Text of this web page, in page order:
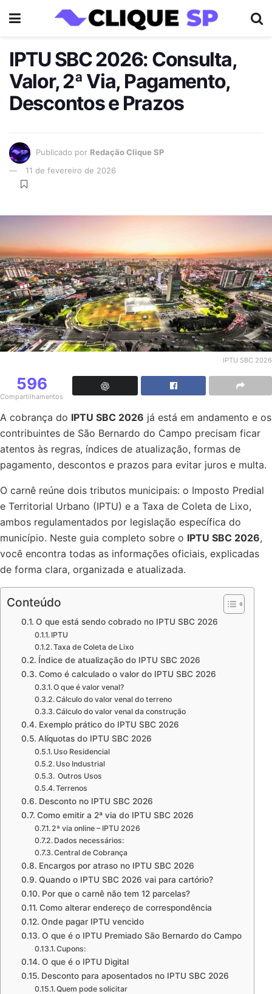
IPTU SBC 2026: Consulta,
Valor, 2ª Via, Pagamento,
Descontos e Prazos
Publicado por Redação Clique SP
11 de fevereiro de 2026
IPTU SBC 2026
596
Compartilhamentos
A cobrança do IPTU SBC 2026 já está em andamento e os
contribuintes de São Bernardo do Campo precisam ficar
atentos às regras, índices de atualização, formas de
pagamento, descontos e prazos para evitar juros e multa.
O carnê reúne dois tributos municipais: o Imposto Predial
e Territorial Urbano (IPTU) e a Taxa de Coleta de Lixo,
ambos regulamentados por legislação específica do
município. Neste guia completo sobre o IPTU SBC 2026,
você encontra todas as informações oficiais, explicadas
de forma clara, organizada e atualizada.
Conteúdo
O que está sendo cobrado no IPTU SBC 2026
IPTU
Taxa de Coleta de Lixo
Índice de atualização do IPTU SBC 2026
Como é calculado o valor do IPTU SBC 2026
O que é valor venal?
Cálculo do valor venal do terreno
Cálculo do valor venal da construção
Exemplo prático do IPTU SBC 2026
Alíquotas do IPTU SBC 2026
Uso Residencial
Uso Industrial
Outros Usos
Terrenos
Desconto no IPTU SBC 2026
Como emitir a 2ª via do IPTU SBC 2026
2ª via online – IPTU 2026
Dados necessários:
Central de Cobrança
Encargos por atraso no IPTU SBC 2026
Quando o IPTU SBC 2026 vai para cartório?
Por que o carnê não tem 12 parcelas?
Como alterar endereço de correspondência
Onde pagar IPTU vencido
O que é o IPTU Premiado São Bernardo do Campo
Cupons:
O que é o IPTU Digital
Desconto para aposentados no IPTU SBC 2026
Quem pode solicitar